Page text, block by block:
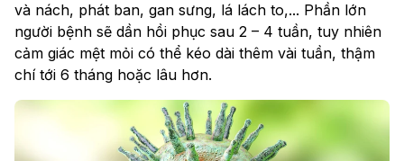
và nách, phát ban, gan sưng, lá lách to,... Phần lớn
người bệnh sẽ dần hồi phục sau 2 – 4 tuần, tuy nhiên
cảm giác mệt mỏi có thể kéo dài thêm vài tuần, thậm
chí tới 6 tháng hoặc lâu hơn.